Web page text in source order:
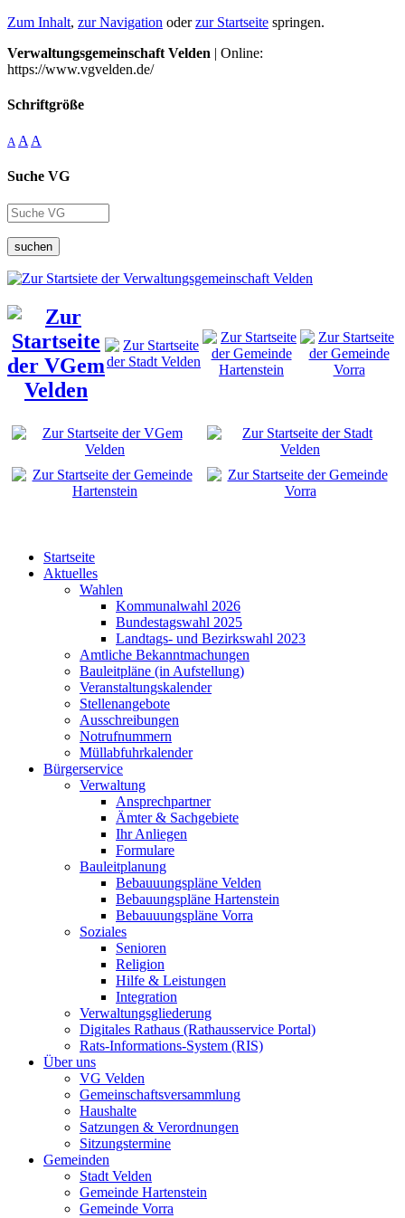
Zum Inhalt, zur Navigation oderzur Startseite springen.
Verwaltungsgemeinschaft Velden | Online:
https://www.vgvelden.de/
Schriftgröße
A A A
Suche VG
suchen
Startseite
Aktuelles
Wahlen
Kommunalwahl 2026
Bundestagswahl 2025
Landtags- und Bezirkswahl 2023
Amtliche Bekanntmachungen
Bauleitpläne (in Aufstellung)
Veranstaltungskalender
Stellenangebote
Ausschreibungen
Notrufnummern
Müllabfuhrkalender
Bürgerservice
Verwaltung
Ansprechpartner
Ämter & Sachgebiete
Ihr Anliegen
Formulare
Bauleitplanung
Bebauuungspläne Velden
Bebauungspläne Hartenstein
Bebauuungspläne Vorra
Soziales
Senioren
Religion
Hilfe & Leistungen
Integration
Verwaltungsgliederung
Digitales Rathaus (Rathausservice Portal)
Rats-Informations-System (RIS)
Über uns
VG Velden
Gemeinschaftsversammlung
Haushalte
Satzungen & Verordnungen
Sitzungstermine
Gemeinden
Stadt Velden
Gemeinde Hartenstein
Gemeinde Vorra